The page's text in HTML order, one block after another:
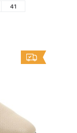
41